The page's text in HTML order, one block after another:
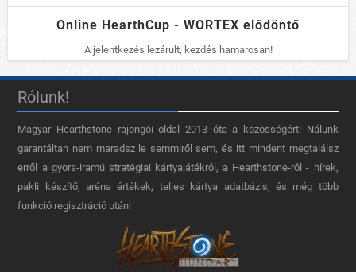
Online HearthCup - WORTEX elődöntő
A jelentkezés lezárult, kezdés hamarosan!
Rólunk!
Magyar Hearthstone​ rajongói oldal 2013 óta a közösségért! Nálunk
garantáltan nem maradsz le semmiről sem, és itt mindent megtalálsz
erről a gyors-iramú stratégiai kártyajátékról, a Hearthstone-ról - hírek,
pakli készítő, aréna értékek, teljes kártya adatbázis, és még több
funkció regisztráció után!